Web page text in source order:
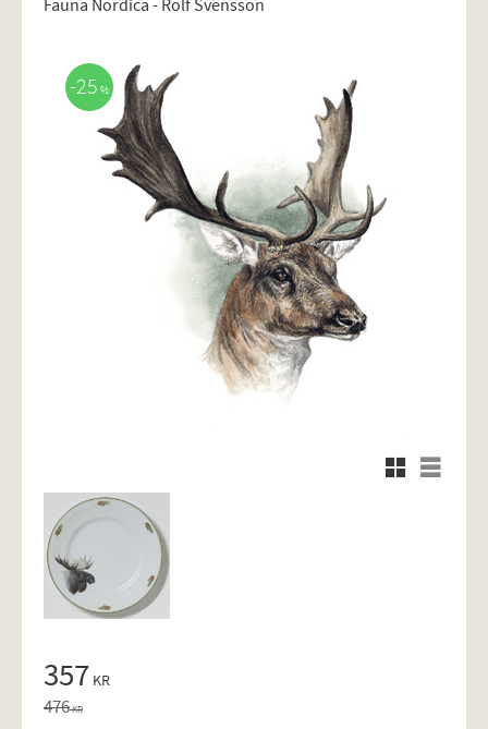
Fauna Nordica - Rolf Svensson
25 %
Rutnätsvy
Listvy
Nedsatt pris:
357 KR
Ordinarie pris:
476KR